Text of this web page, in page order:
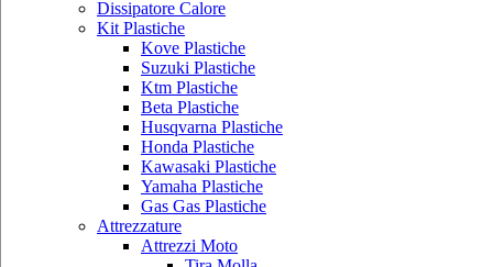
Dissipatore Calore
Kit Plastiche
Kove Plastiche
Suzuki Plastiche
Ktm Plastiche
Beta Plastiche
Husqvarna Plastiche
Honda Plastiche
Kawasaki Plastiche
Yamaha Plastiche
Gas Gas Plastiche
Attrezzature
Attrezzi Moto